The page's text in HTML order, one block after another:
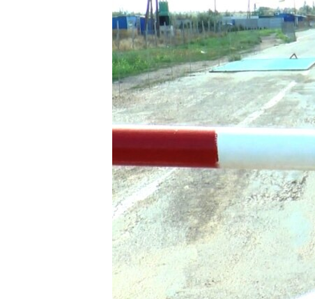
УКРАЇНСЬКА ПРОБЛЕМА КРИМУ